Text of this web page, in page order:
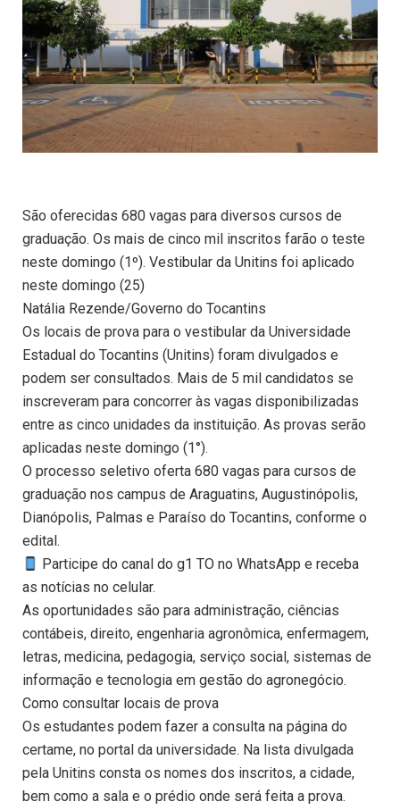
São oferecidas 680 vagas para diversos cursos de
graduação. Os mais de cinco mil inscritos farão o teste
neste domingo (1º). Vestibular da Unitins foi aplicado
neste domingo (25)
Natália Rezende/Governo do Tocantins
Os locais de prova para o vestibular da Universidade
Estadual do Tocantins (Unitins) foram divulgados e
podem ser consultados. Mais de 5 mil candidatos se
inscreveram para concorrer às vagas disponibilizadas
entre as cinco unidades da instituição. As provas serão
aplicadas neste domingo (1°).
O processo seletivo oferta 680 vagas para cursos de
graduação nos campus de Araguatins, Augustinópolis,
Dianópolis, Palmas e Paraíso do Tocantins, conforme o
edital.
Participe do canal do g1 TO no WhatsApp e receba
as notícias no celular.
As oportunidades são para administração, ciências
contábeis, direito, engenharia agronômica, enfermagem,
letras, medicina, pedagogia, serviço social, sistemas de
informação e tecnologia em gestão do agronegócio.
Como consultar locais de prova
Os estudantes podem fazer a consulta na página do
certame, no portal da universidade. Na lista divulgada
pela Unitins consta os nomes dos inscritos, a cidade,
bem como a sala e o prédio onde será feita a prova.